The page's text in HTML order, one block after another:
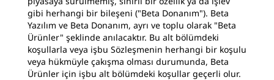
gibi herhangi bir bileşeni ("Beta Donanım"). Beta
Yazılım ve Beta Donanım, ayrı ve toplu olarak "Beta
Ürünler" şeklinde anılacaktır. Bu alt bölümdeki
koşullarla veya işbu Sözleşmenin herhangi bir koşulu
veya hükmüyle çakışma olması durumunda, Beta
Ürünler için işbu alt bölümdeki koşullar geçerli olur.